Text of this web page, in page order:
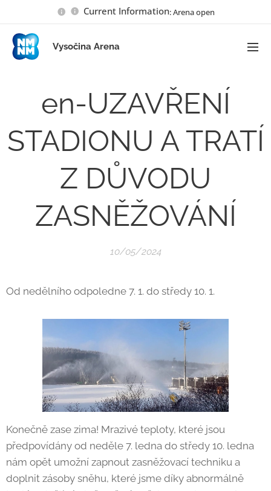
Current Information: Arena open
Vysočina Arena
en-UZAVŘENÍ
STADIONU A TRATÍ
Z DŮVODU
ZASNĚŽOVÁNÍ
10/05/2024
Od nedělního odpoledne 7. 1. do středy 10. 1.
Konečně zase zima! Mrazivé teploty, které jsou
předpovídány od neděle 7. ledna do středy 10. ledna
nám opět umožní zapnout zasněžovací techniku a
doplnit zásoby sněhu, které jsme díky abnormálně